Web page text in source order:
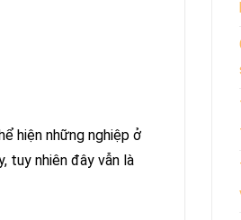
hiện những nghiệp ở
tuy nhiên đây vẫn là